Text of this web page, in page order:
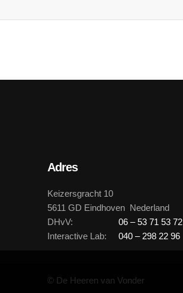
Adres
Keizersgracht 10
5611 GD Eindhoven Nederland
DHvV:
06 – 53 71 53 72
Interactive Lab:
040 – 298 22 96
© De Heeren van Vonder